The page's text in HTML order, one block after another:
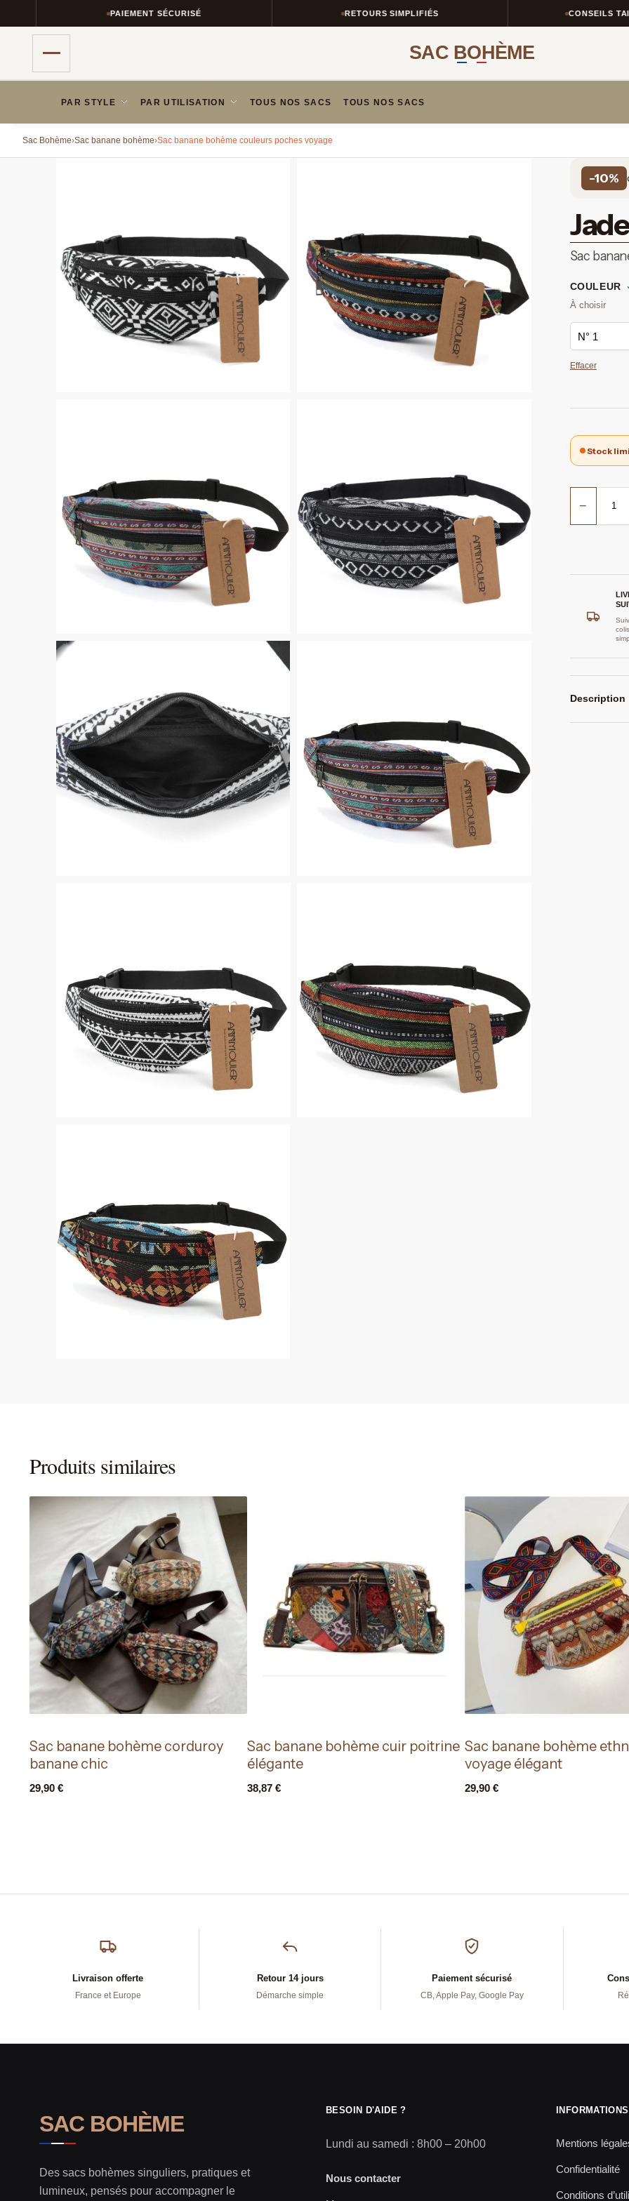
PAIEMENT SÉCURISÉ RETOURS SIMPLIFIÉS CONSEILS TAILLE &
SAC BOHÈME
PAR STYLE PAR UTILISATION TOUS NOS SACS TOUS NOS SACS
Sac Bohème›Sac banane bohème›Sac banane bohème couleurs poches voyage
-10%
Jade
Sac
COULEUR
Effacer
Stock
−
colis
Description
Produits similaires
Sac banane bohème corduroy
banane chic
29,90 €
Sac banane bohème cuir poitrine
élégante
38,87 €
Sac banane bohème
voyage élégant
29,90 €
Livraison offerte
France et Europe
Retour 14 jours
Démarche simple
Paiement sécurisé
CB, Apple Pay, Google Pay
SAC BOHÈME
Des sacs bohèmes singuliers, pratiques et
lumineux, pensés pour accompagner le
BESOIN D'AIDE ?
Lundi au samedi : 8h00 – 20h00
Nous contacter
Mentions
Confidentialité
Conditions